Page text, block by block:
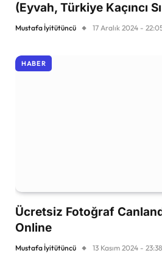
(Eyvah, Türkiye Kaçıncı
Mustafa İyitütüncü 17 Aralık 2024 -
HABER
Ücretsiz Fotoğraf
Online
Mustafa İyitütüncü 13 Kasım 2024 - 23:38